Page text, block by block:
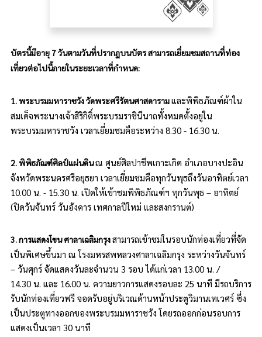
บัตรนี้มีอายุ 7 วันตามวันที่ปรากฏบนบัตร สามารถเยี่ยมชมสถานที่ท่อง
เที่ยวต่อไปนี้ภายในระยะเวลาที่กำหนด:
1. พระบรมมหาราชวัง วัดพระศรีรัตนศาสดารามและพิพิธภัณฑ์ผ้าใน
สมเด็จพระนางเจ้าสิริกิติ์พระบรมราชินีนาถทั้งหมดตั้งอยู่ใน
พระบรมมหาราชวัง เวลาเยี่ยมชมคือระหว่าง 8.30 - 16.30 น.
2. พิพิธภัณฑ์ศิลป์แผ่นดินณ ศูนย์ศิลปาชีพเกาะเกิด อำเภอบางปะอิน
จังหวัดพระนครศรีอยุธยา เวลาเยี่ยมชมคือทุกวันพุธถึงวันอาทิตย์เวลา
10.00 น. - 15.30 น. เปิดให้เข้าชมพิพิธภัณฑ์ฯ ทุกวันพุธ – อาทิตย์
(ปิดวันจันทร์ วันอังคารเทศกาลปีใหม่ และสงกรานต์)
3. การแสดงโขน ศาลาเฉลิมกรุงสามารถเข้าชมในรอบนักท่องเที่ยวที่จัด
เป็นพิเศษขึ้นมา ณ โรงมหรสพหลวงศาลาเฉลิมกรุง ระหว่างวันจันทร์
– วันศุกร์ จัดแสดงวันละจำนวน 3 รอบ ได้แก่เวลา 13.00 น. /
14.30 น. และ 16.00 น. ความยาวการแสดงรอบละ 25 นาทีมีรถบริการ
รับนักท่องเที่ยวฟรี จอดรับอยู่บริเวณด้านหน้าประตูวิมานเทเวศร์ ซึ่ง
เป็นประตูทางออกของพระบรมมหาราชวัง โดยรถออกก่อนรอบการ
แสดงเป็นเวลา 30 นาที